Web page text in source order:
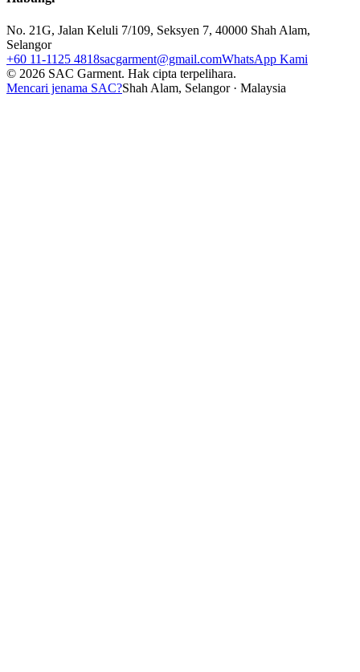
No. 21G, Jalan Keluli 7/109, Seksyen 7, 40000 Shah Alam,
Selangor
+60 11-1125 4818sacgarment@gmail.comWhatsApp Kami
© 2026 SAC Garment. Hak cipta terpelihara.
Mencari jenama SAC?Shah Alam, Selangor · Malaysia